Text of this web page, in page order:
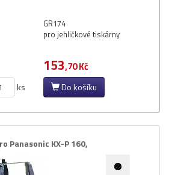
GR174
pro jehličkové tiskárny
153,70 Kč
ks Do košíku
Panasonic KX-​P 160,​